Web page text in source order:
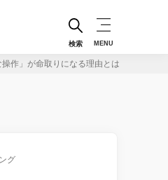
検索 MENU
操作」が命取りになる理由とは？凍結路
グ